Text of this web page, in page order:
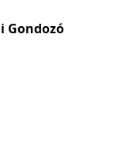
Gondozó